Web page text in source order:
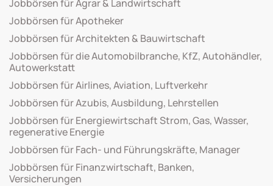
Jobbörsen für Agrar & Landwirtschaft
Jobbörsen für Apotheker
Jobbörsen für Architekten & Bauwirtschaft
Jobbörsen für die Automobilbranche, KfZ, Autohändler,
Autowerkstatt
Jobbörsen für Airlines, Aviation, Luftverkehr
Jobbörsen für Azubis, Ausbildung, Lehrstellen
Jobbörsen für Energiewirtschaft Strom, Gas, Wasser,
regenerative Energie
Jobbörsen für Fach- und Führungskräfte, Manager
Jobbörsen für Finanzwirtschaft, Banken,
Versicherungen